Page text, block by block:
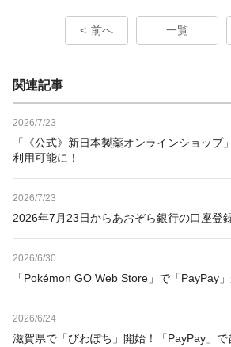
前へ 一覧
関連記事
2026/7/23
「《公式》新日本製薬オンラインショップ
利用可能に！
2026/7/23
2026年7月23日からあおぞら銀行の口座登
2026/6/30
「Pokémon GO Web Store」で「PayPay
2026/6/24
滋賀県で「びわぽち」開始！「PayPay」